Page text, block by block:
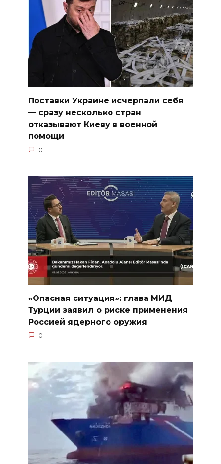
Поставки Украине исчерпали себя
— сразу несколько стран
отказывают Киеву в военной
помощи
0
«Опасная ситуация»: глава МИД
Турции заявил о риске применения
Россией ядерного оружия
0